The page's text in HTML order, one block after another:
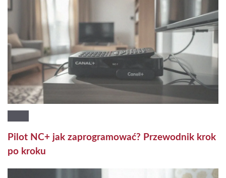
Pilot NC+ jak zaprogramować? Przewodnik krok
po kroku